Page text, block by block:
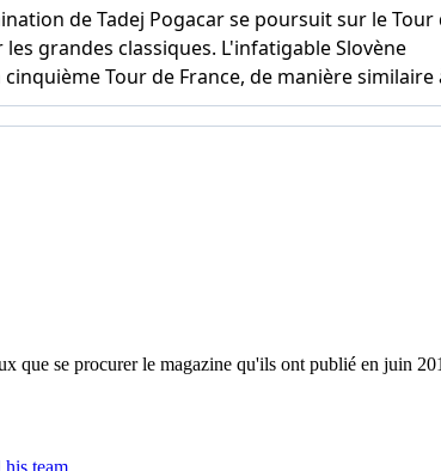
que se procurer le magazine qu'ils ont publié en juin